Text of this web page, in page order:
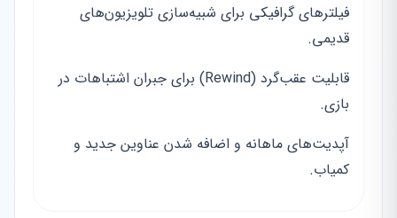
فیلترهای گرافیکی برای شبیه‌سازی تلویزیون‌های
قدیمی.
قابلیت عقب‌گرد (Rewind) برای جبران اشتباهات در
بازی.
آپدیت‌های ماهانه و اضافه شدن عناوین جدید و
کمیاب.